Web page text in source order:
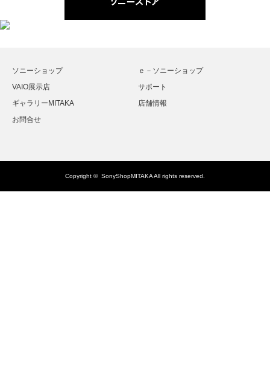
ソニーショップ
ｅ－ソニーショップ
VAIO展示店
サポート
ギャラリーMITAKA
店舗情報
お問合せ
Copyright © SonyShopMITAKAAll rights reserved.